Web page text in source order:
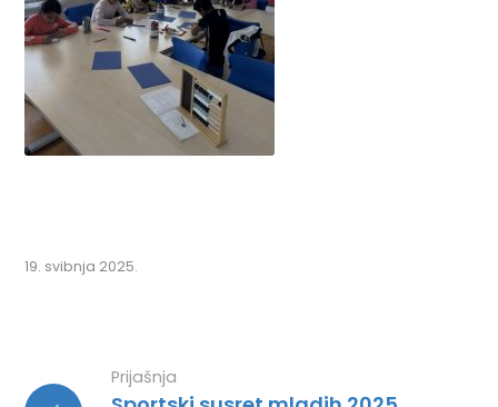
19. svibnja 2025.
Prijašnja